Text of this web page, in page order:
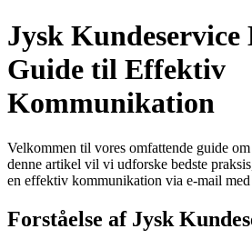
Jysk
Guide til Effektiv
Kommunikation
Velkommen til vores omfattende guide
denne artikel vil vi udforske bedste
en effektiv kommunikation via e-mail
Forståelse af Jysk